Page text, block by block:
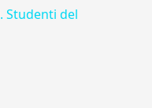
Studenti del